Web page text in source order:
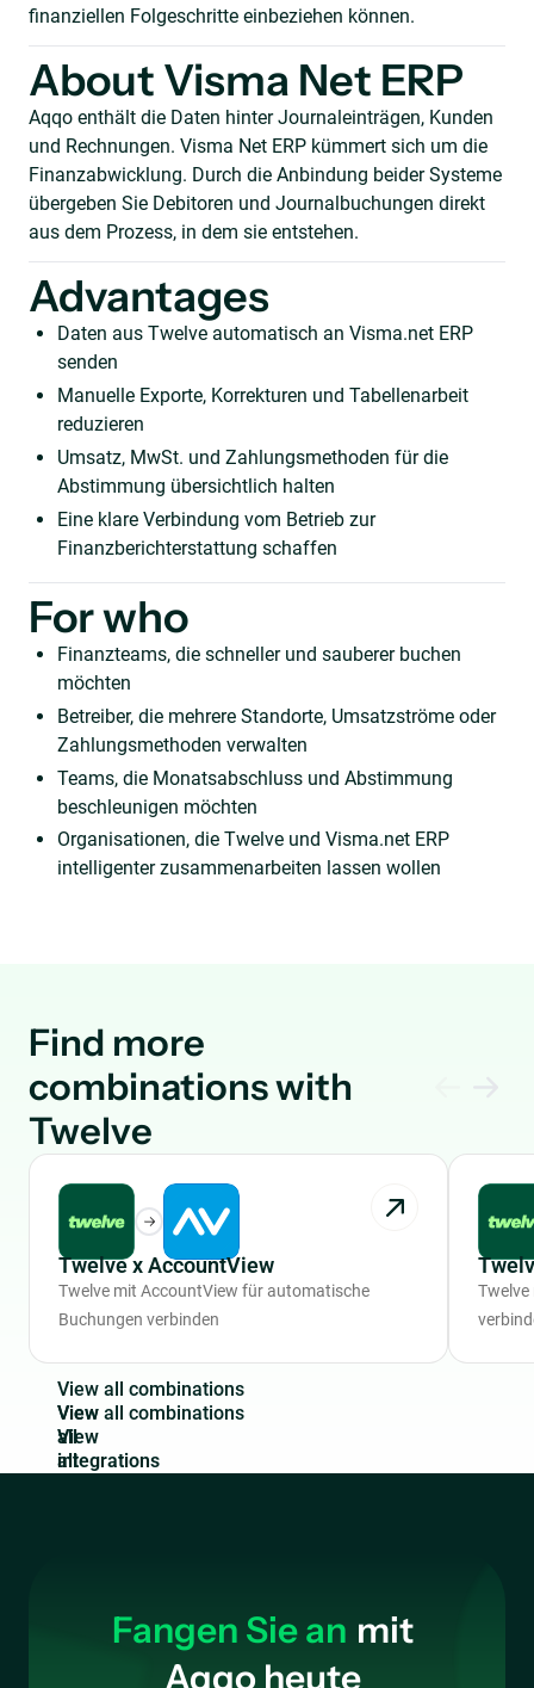
finanziellen Folgeschritte einbeziehen können.
About Visma Net ERP
Aqqo enthält die Daten hinter Journaleinträgen, Kunden
und Rechnungen. Visma Net ERP kümmert sich um die
Finanzabwicklung. Durch die Anbindung beider Systeme
übergeben Sie Debitoren und Journalbuchungen direkt
aus dem Prozess, in dem sie entstehen.
Advantages
Daten aus Twelve automatisch an Visma.net ERP
senden
Manuelle Exporte, Korrekturen und Tabellenarbeit
reduzieren
Umsatz, MwSt. und Zahlungsmethoden für die
Abstimmung übersichtlich halten
Eine klare Verbindung vom Betrieb zur
Finanzberichterstattung schaffen
For who
Finanzteams, die schneller und sauberer buchen
möchten
Betreiber, die mehrere Standorte, Umsatzströme oder
Zahlungsmethoden verwalten
Teams, die Monatsabschluss und Abstimmung
beschleunigen möchten
Organisationen, die Twelve und Visma.net ERP
intelligenter zusammenarbeiten lassen wollen
Find more
combinations with
Twelve
Twelve x AccountView
Twelve mit AccountView für automatische
Buchungen verbinden
View a combinations
View
all
integrations
Fangen Sie an mit